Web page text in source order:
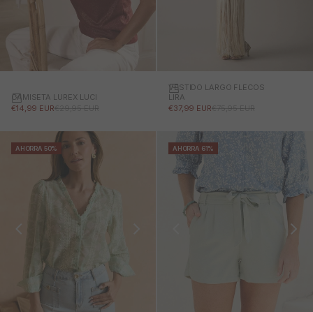
CAMISETA LUREX LUCI
PRECIO DE OFERTA
€14,99 EURPRECIO NORMAL
€29,95 EUR
VESTIDO LARGO FLECOS
LIRA
PRECIO DE OFERTA
€37,99 EURPRECIO NORMAL
€75,95 EUR
AHORRA 50% AHORRA 61%